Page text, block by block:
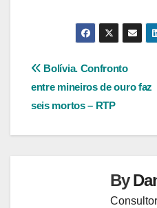
Navegação
de
Bolívia. Confronto
entre mineiros de ouro faz
seis mortos – RTP
By